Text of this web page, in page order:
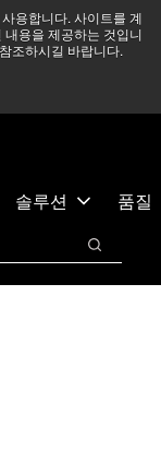
용합니다. 사이트를 계
용을 제공하는 것입니
조하시길 바랍니다.
며, 모든 서비스는
읽어보기 →
솔루션
품질
검색